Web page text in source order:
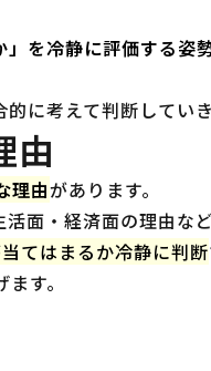
を冷静に評価する姿
に考えて判断していき
由
理由があります。
面・経済面の理由な
てはまるか冷静に判断
す。